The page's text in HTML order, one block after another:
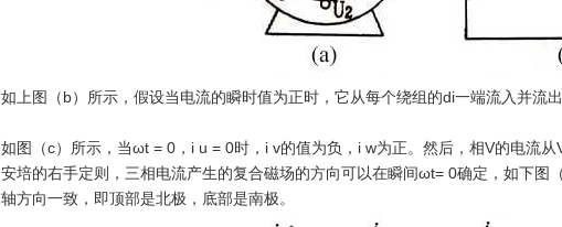
如上图（b）所示，假设当电流的瞬时值为正时，它从每个绕组的di一端流入并流
如图（c）所示，当ωt = 0，i u = 0时，i v的值为负，i w为正。然后，相V的电流
安培的右手定则，三相电流产生的复合磁场的方向可以在瞬间ωt= 0确定，如下
轴方向一致，即顶部是北极，底部是南极。